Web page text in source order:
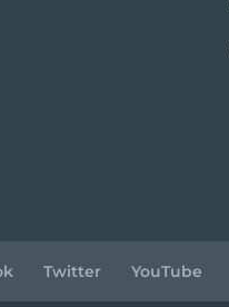
Twitter YouTube